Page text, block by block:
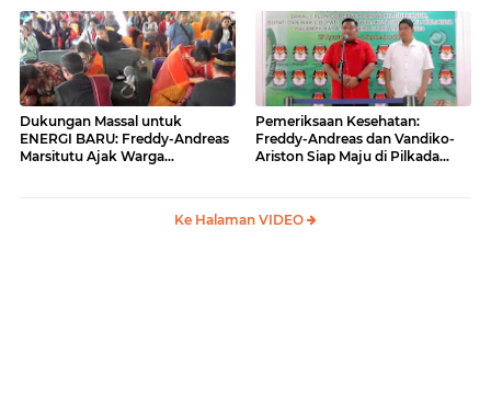
Dukungan Massal untuk
ENERGI BARU: Freddy-Andreas
Marsitutu Ajak Warga
Pemeriksaan Kesehatan:
Freddy-Andreas dan Vandiko-
Ariston Siap Maju di Pilkada
Ke Halaman VIDEO